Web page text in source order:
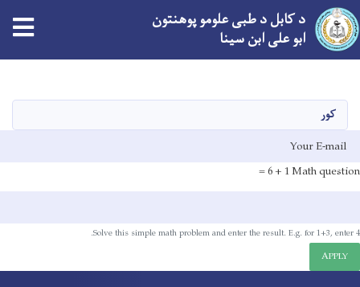
د کابل د طبی علومو پوهنتون
ابو علی ابن سینا
کور
E-mail
Math question
1 + 6 =
Solve this simple math problem and enter the result. E.g. for 1+3, enter 4.
APPLY